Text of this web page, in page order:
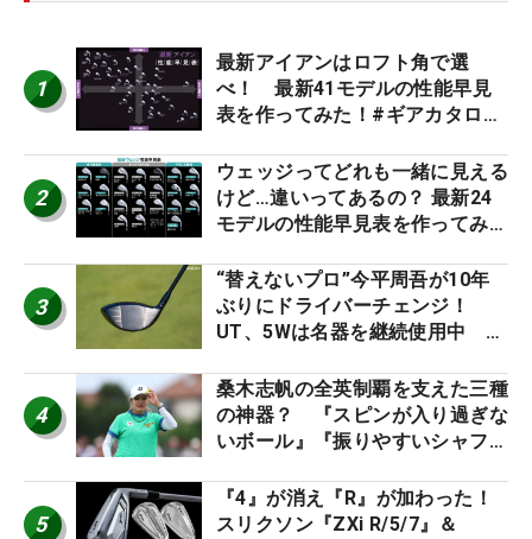
1
最新アイアンはロフト角で選
べ！ 最新41モデルの性能早見
表を作ってみた！#ギアカタログ
2
ウェッジってどれも一緒に見える
けど…違いってあるの？ 最新24
モデルの性能早見表を作ってみ
3
“替えないプロ”今平周吾が10年
ぶりにドライバーチェンジ！
UT、5Wは名器を継続使用中 #
4
桑木志帆の全英制覇を支えた三種
の神器？ 『スピンが入り過ぎな
いボール』『振りやすいシャフ
ー』 #女子プロセッティング
5
『4』が消え『R』が加わった！
スリクソン『ZXi R/5/7』＆